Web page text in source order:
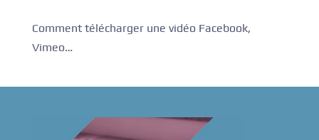
Comment télécharger une vidéo Facebook,
Vimeo…